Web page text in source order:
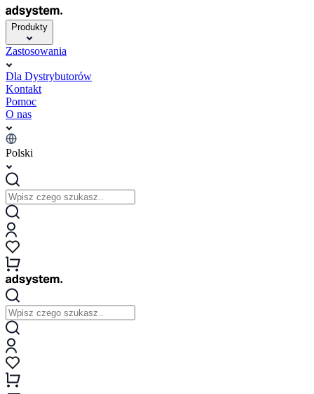
Produkty
Zastosowania
Dla Dystrybutorów
Kontakt
Pomoc
O nas
Polski